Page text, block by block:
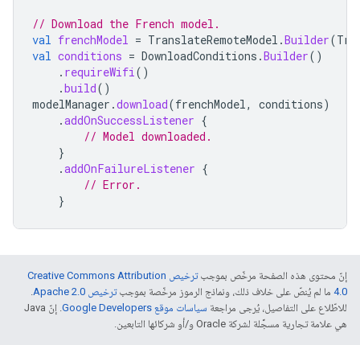
// Download the French model.
val frenchModel = TranslateRemoteModel .Builder(
val conditions = DownloadConditions .Builder()
. requireWifi()
.build()
modelManager .download(frenchModel, conditions)
.addOnSuccessListener {
// Model downloaded.
}
.addOnFailureListener {
// Error.
}
إنّ محتوى هذه الصفحة مرخّص بموجب
ترخيص Creative Commons Attribution
4.0‏ ما لم يُنصّ على خلاف ذلك، ونماذج الرموز مرخّصة بموجبترخيص Apache 2.0‏
.
للاطّلاع على التفاصيل، يُرجى مراجعة سياسات موقع Google Developers‏
. إنّ Java
هي علامة تجارية مسجَّلة لشركة Oracle و/أو شركائها التابعين.